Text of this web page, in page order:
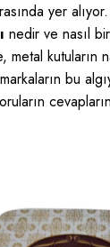
yer
nedir ve nasıl
metal kutuların
bu